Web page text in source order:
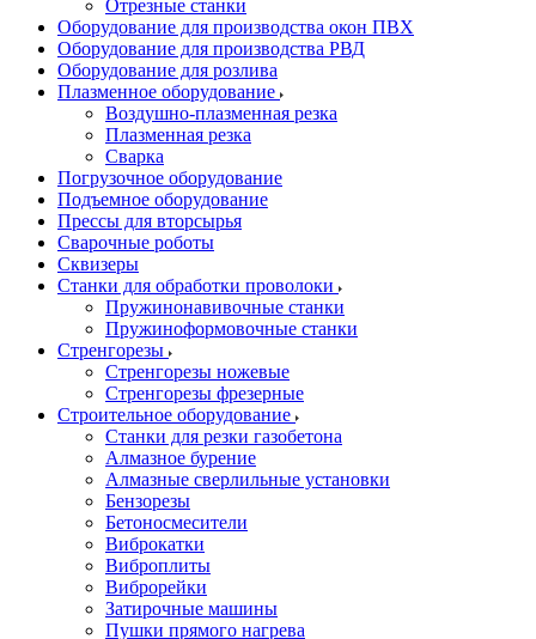
Отрезные станки
Оборудование для производства окон ПВХ
Оборудование для производства РВД
Оборудование для розлива
Плазменное оборудование
Воздушно-плазменная резка
Плазменная резка
Сварка
Погрузочное оборудование
Подъемное оборудование
Прессы для вторсырья
Сварочные роботы
Сквизеры
Станки для обработки проволоки
Пружинонавивочные станки
Пружиноформовочные станки
Стренгорезы
Стренгорезы ножевые
Стренгорезы фрезерные
Строительное оборудование
Станки для резки газобетона
Алмазное бурение
Алмазные сверлильные установки
Бензорезы
Бетоносмесители
Виброкатки
Виброплиты
Виброрейки
Затирочные машины
Пушки прямого нагрева